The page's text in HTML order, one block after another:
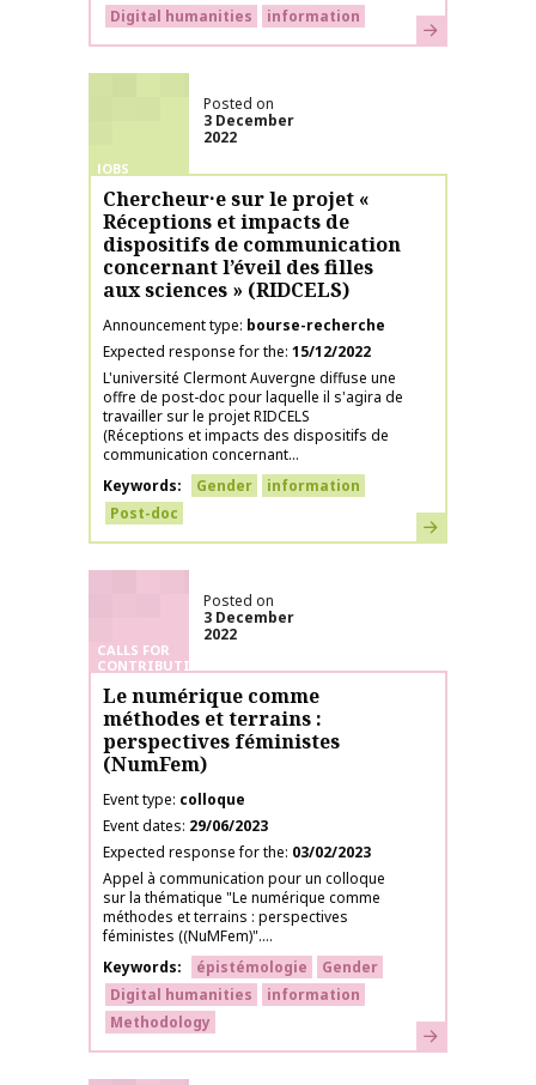
Digital humanities
information Learn more
JOBS
Posted on
3 December
2022
Chercheur·e sur le projet «
Réceptions et impacts de
dispositifs de communication
concernant l’éveil des filles
aux sciences » (RIDCELS)
Announcement type bourse-recherche
Expected response for the 15/12/2022
L'université Clermont Auvergne diffuse une
offre de post-doc pour laquelle il s'agira de
travailler sur le projet RIDCELS
(Réceptions et impacts des dispositifs de
communication concernant...
Keywords
Gender
information
Post-doc
Learn more
CALLS FOR
CONTRIBUTIONS
Posted on
3 December
2022
Le numérique comme
méthodes et terrains :
perspectives féministes
(NumFem)
Event type colloque
Event dates 29/06/2023
Expected response for the 03/02/2023
Appel à communication pour un colloque
sur la thématique "Le numérique comme
méthodes et terrains : perspectives
féministes ((NuMFem)"....
Keywords
épistémologie
Gender
Digital humanities
information
Methodology
Learn more